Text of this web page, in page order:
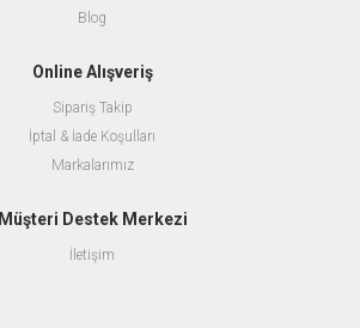
Blog
Online Alışveriş
Sipariş Takip
İptal & İade Koşulları
Markalarımız
Müşteri Destek Merkezi
İletişim